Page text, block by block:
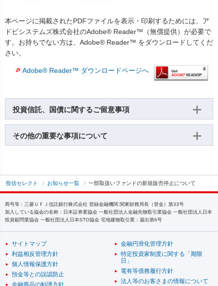
本ページに掲載されたPDFファイルを表示・印刷するためには、ア
ドビシステムズ株式会社のAdobe® Reader™（無償提供）が必要で
す。お持ちでない方は、Adobe® Reader™ をダウンロードしてくだ
さい。
Adobe® Reader™ ダウンロードページへ
投資信託、国債に関するご留意事項
その他の重要な事項について
投信セレクト お知らせ一覧 一部取扱いファンドの新規販売停止について
商号等：三菱ＵＦＪ信託銀行株式会社 登録金融機関 関東財務局長（登金）第33号
加入している協会の名称：日本証券業協会 一般社団法人金融先物取引業協会 一般社団法人日本
投資顧問業協会 一般社団法人日本STO協会 宅地建物取引業：届出第6号
サイトマップ
利益相反管理方針
個人情報保護方針
預金等との誤認防止
金融商品の勧誘方針
金融円滑化管理方針
特定投資家制度に関する「期限
日」
電有等債務履行方針
法人等のお客さまの情報について